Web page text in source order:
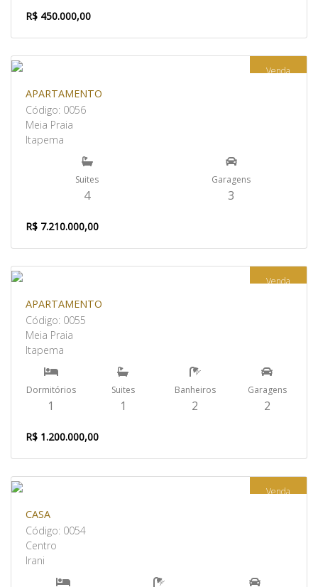
R$ 450.000,00
Venda
APARTAMENTO
Código: 0056
Meia Praia
Itapema
Suites
4
Garagens
3
R$ 7.210.000,00
Venda
APARTAMENTO
Código: 0055
Meia Praia
Itapema
Dormitórios
1
Suites
1
Banheiros
2
Garagens
2
R$ 1.200.000,00
Venda
CASA
Código: 0054
Centro
Irani